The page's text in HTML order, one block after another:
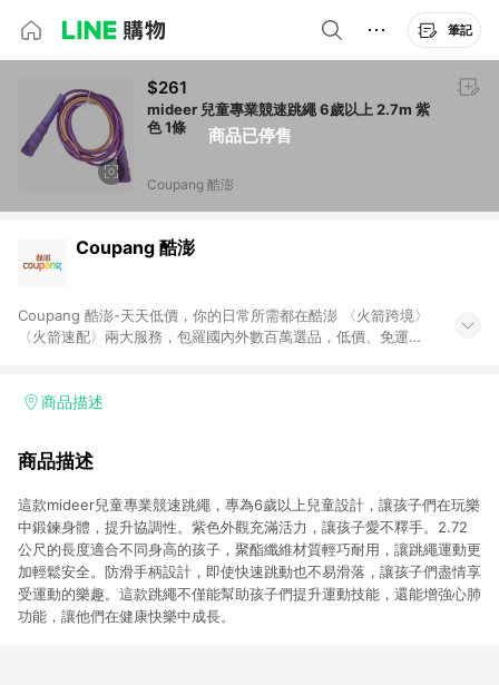
筆記
商品已停售
$261
mideer 兒童專業競速跳繩 6歲以上 2.7m 紫
色 1條
Coupang 酷澎
Coupang 酷澎
Coupang 酷澎-天天低價，你的日常所需都在酷澎 〈火箭跨境〉
〈火箭速配〉兩大服務，包羅國內外數百萬選品，低價、免運，
加入WOW會員告別湊免運，火箭速配、火箭跨境優質選品不限金
商品描述
商品描述
這款mideer兒童專業競速跳繩，專為6歲以上兒童設計，讓孩子們在玩樂
中鍛鍊身體，提升協調性。紫色外觀充滿活力，讓孩子愛不釋手。2.72
公尺的長度適合不同身高的孩子，聚酯纖維材質輕巧耐用，讓跳繩運動更
加輕鬆安全。防滑手柄設計，即使快速跳動也不易滑落，讓孩子們盡情享
受運動的樂趣。這款跳繩不僅能幫助孩子們提升運動技能，還能增強心肺
功能，讓他們在健康快樂中成長。